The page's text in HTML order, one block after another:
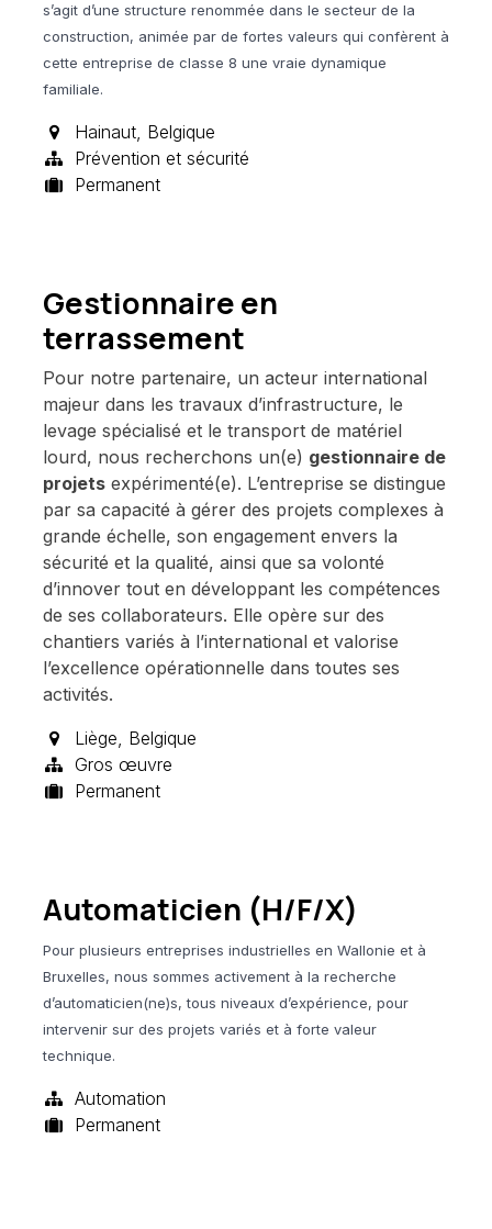
s’agit d’une structure renommée dans le secteur de la
construction, animée par de fortes valeurs qui confèrent à
cette entreprise de classe 8 une vraie dynamique
familiale.
Hainaut, Belgique
Prévention et sécurité
Permanent
Gestionnaire en
terrassement
Pour notre partenaire, un acteur international
majeur dans les travaux d’infrastructure, le
levage spécialisé et le transport de matériel
lourd, nous recherchons un(e) gestionnaire de
projets expérimenté(e). L’entreprise se distingue
par sa capacité à gérer des projets complexes à
grande échelle, son engagement envers la
sécurité et la qualité, ainsi que sa volonté
d’innover tout en développant les compétences
de ses collaborateurs. Elle opère sur des
chantiers variés à l’international et valorise
l’excellence opérationnelle dans toutes ses
activités.
Liège, Belgique
Gros œuvre
Permanent
Automaticien (H/F/X)
Pour plusieurs entreprises industrielles en Wallonie et à
Bruxelles, nous sommes activement à la recherche
d’automaticien(ne)s, tous niveaux d’expérience, pour
intervenir sur des projets variés et à forte valeur
technique.
Automation
Permanent